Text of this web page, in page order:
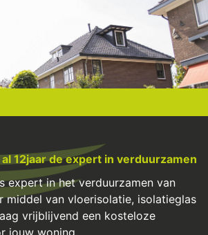
12jaar de expert in verduurzamen
expert in het verduurzamen van
middel van vloerisolatie, isolatieglas
vrijblijvend een kosteloze
jouw woning.